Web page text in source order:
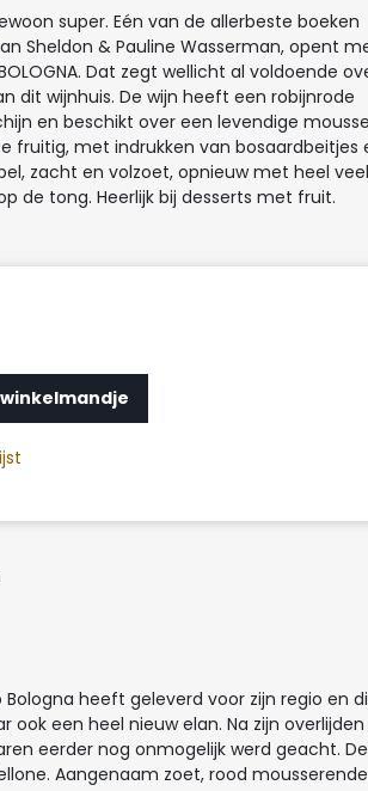
super. Eén van de allerbeste boeken
Sheldon & Pauline Wasserman, opent
Dat zegt wellicht al voldoende
dit wijnhuis. De wijn heeft een robijnrode
en beschikt over een levendige
fruitig, met indrukken van bosaardbeitjes
zacht en volzoet, opnieuw met heel veel
de tong. Heerlijk bij desserts met fruit.
heeft geleverd voor zijn regio en
ook een heel nieuw elan. Na zijn
eerder nog onmogelijk werd geacht.
Aangenaam zoet, rood